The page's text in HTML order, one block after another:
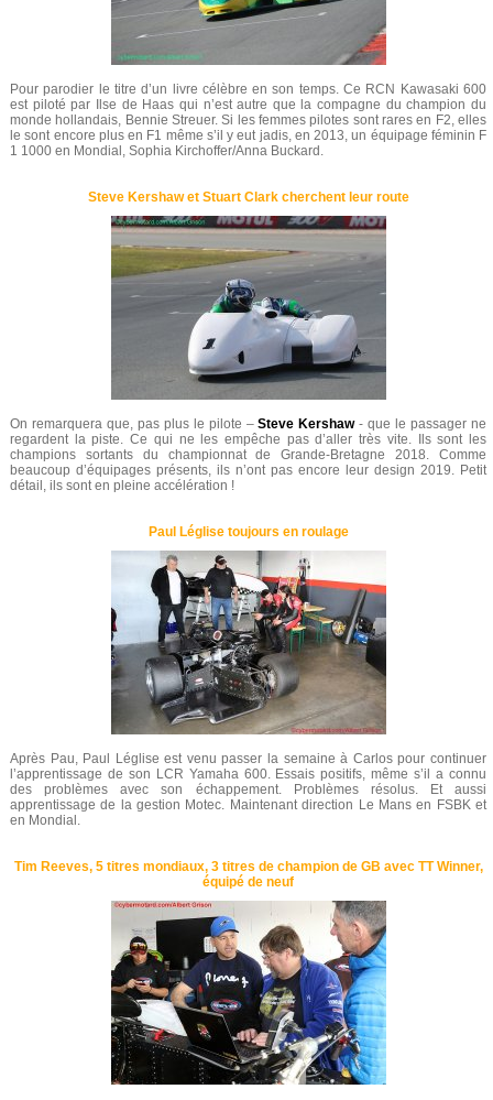
Pour parodier le titre d’un livre célèbre en son temps. Ce RCN Kawasaki 600
est piloté par Ilse de Haas qui n’est autre que la compagne du champion du
monde hollandais, Bennie Streuer. Si les femmes pilotes sont rares en F2, elles
le sont encore plus en F1 même s’il y eut jadis, en 2013, un équipage féminin F
1 1000 en Mondial, Sophia Kirchoffer/Anna Buckard.
Steve Kershaw et Stuart Clark cherchent leur route
On remarquera que, pas plus le pilote –Steve Kershaw- que le passager ne
regardent la piste. Ce qui ne les empêche pas d’aller très vite. Ils sont les
champions sortants du championnat de Grande-Bretagne 2018. Comme
beaucoup d’équipages présents, ils n’ont pas encore leur design 2019. Petit
détail, ils sont en pleine accélération !
Paul Léglise toujours en roulage
Après Pau, Paul Léglise est venu passer la semaine à Carlos pour continuer
l’apprentissage de son LCR Yamaha 600. Essais positifs, même s’il a connu
des problèmes avec son échappement. Problèmes résolus. Et aussi
apprentissage de la gestion Motec. Maintenant direction Le Mans en FSBK et
en Mondial.
Tim Reeves, 5 titres mondiaux, 3 titres de champion de GB avec TT Winner,
équipé de neuf